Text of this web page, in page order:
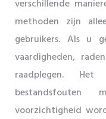
verschillende
methoden zijn
gebruikers. Als u
vaardigheden,
raadplegen. Het
voorzichtigheid